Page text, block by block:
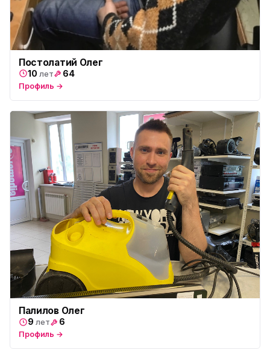
Постолатий Олег
10 лет 64
Профиль →
Палилов Олег
9 лет 6
Профиль →